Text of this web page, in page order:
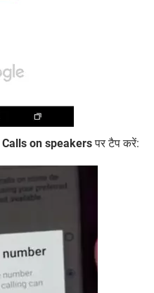
Calls on speakersपर टैप करें: